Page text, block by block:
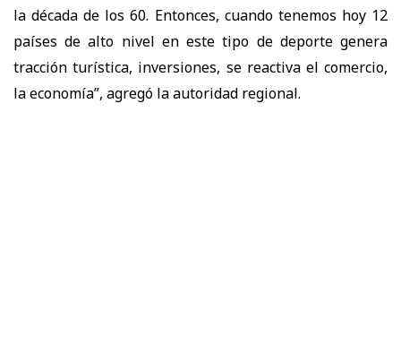
la década de los 60. Entonces, cuando tenemos hoy 12
países de alto nivel en este tipo de deporte genera
tracción turística, inversiones, se reactiva el comercio,
la economía”, agregó la autoridad regional.